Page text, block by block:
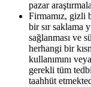
pazar
Firmamız, gizli
bir sır saklama
sağlanması ve
herhangi bir
kullanımını
gerekli tüm
taahhüt